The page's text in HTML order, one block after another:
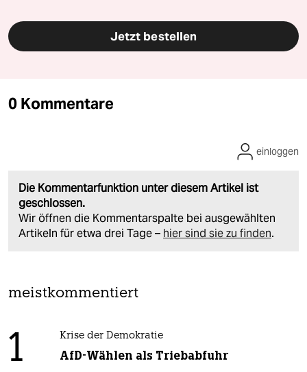
Jetzt bestellen
0 Kommentare
Die Kommentarfunktion unter diesem Artikel ist
geschlossen.
Wir öffnen die Kommentarspalte bei ausgewählten
Artikeln für etwa drei Tage – hier sind sie zu finden.
einloggen
meistkommentiert
1 Krise der Demokratie
AfD-Wählen als Triebabfuhr